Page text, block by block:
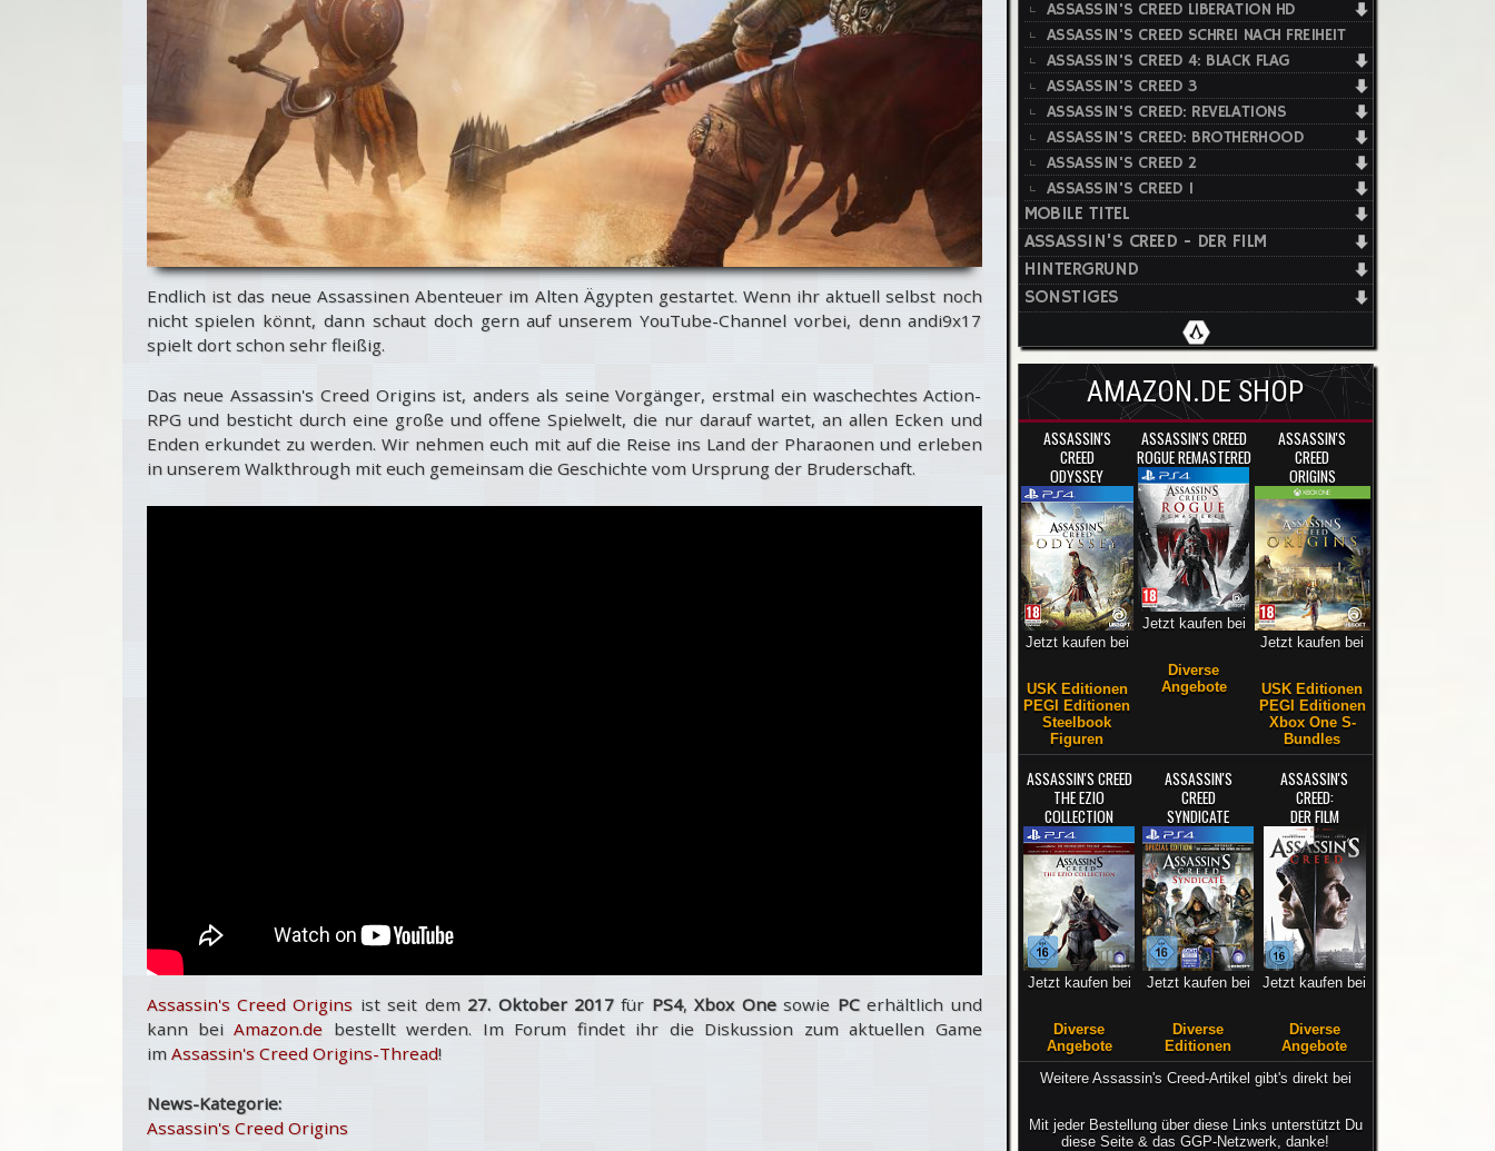
Endlich ist das neue Assassinen Abenteuer im Alten Ägypten gestartet. Wenn ihr aktuell selbst noch
nicht spielen könnt, dann schaut doch gern auf unserem YouTube-Channel vorbei, denn andi9x17
spielt dort schon sehr fleißig.
Das neue Assassin's Creed Origins ist, anders als seine Vorgänger, erstmal ein waschechtes Action-
RPG und besticht durch eine große und offene Spielwelt, die nur darauf wartet, an allen Ecken und
Enden erkundet zu werden. Wir nehmen euch mit auf die Reise ins Land der Pharaonen und erleben
in unserem Walkthrough mit euch gemeinsam die Geschichte vom Ursprung der Bruderschaft.
Assassin's Creed Origins ist seit dem 27. Oktober 2017für PS4,Xbox Onesowie PCerhältlich und
kann beiAmazon.de bestellt werden. Im Forum findet ihr die Diskussion zum aktuellen Game
im Assassin's Creed Origins-Thread!
News-Kategorie:
Assassin's Creed Origins
ASSASSIN'S CREED LIBERATION HD
ASSASSIN'S CREED SCHREI NACH FREIHEIT
ASSASSIN'S CREED 4: BLACK FLAG
ASSASSIN'S CREED 3
ASSASSIN'S CREED: REVELATIONS
ASSASSIN'S CREED: BROTHERHOOD
ASSASSIN'S CREED 2
ASSASSIN'S CREED 1
MOBILE TITEL
ASSASSIN'S CREED - DER FILM
HINTERGRUND
SONSTIGES
AMAZON.DE SHOP
ASSASSIN'S
CREED
ODYSSEY
Jetzt kaufen bei
USK Editionen
PEGI Editionen
Steelbook
Figuren
ASSASSIN'S CREED
ROGUE REMASTERED
Jetzt kaufen bei
Diverse
Angebote
ASSASSIN'S
CREED
ORIGINS
Jetzt kaufen bei
USK Editionen
PEGI Editionen
Xbox One S-
Bundles
ASSASSIN'S CREED
THE EZIO
COLLECTION
Jetzt kaufen bei
Diverse
Angebote
ASSASSIN'S
CREED
SYNDICATE
Jetzt kaufen bei
Diverse
Editionen
ASSASSIN'S
CREED:
DER FILM
Jetzt kaufen bei
Diverse
Angebote
Weitere Assassin's Creed-Artikel gibt's direkt bei
Mit jeder Bestellung über diese Links unterstützt Du
diese Seite & das GGP-Netzwerk, danke!